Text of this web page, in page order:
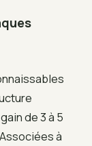
de 3 à 5
à